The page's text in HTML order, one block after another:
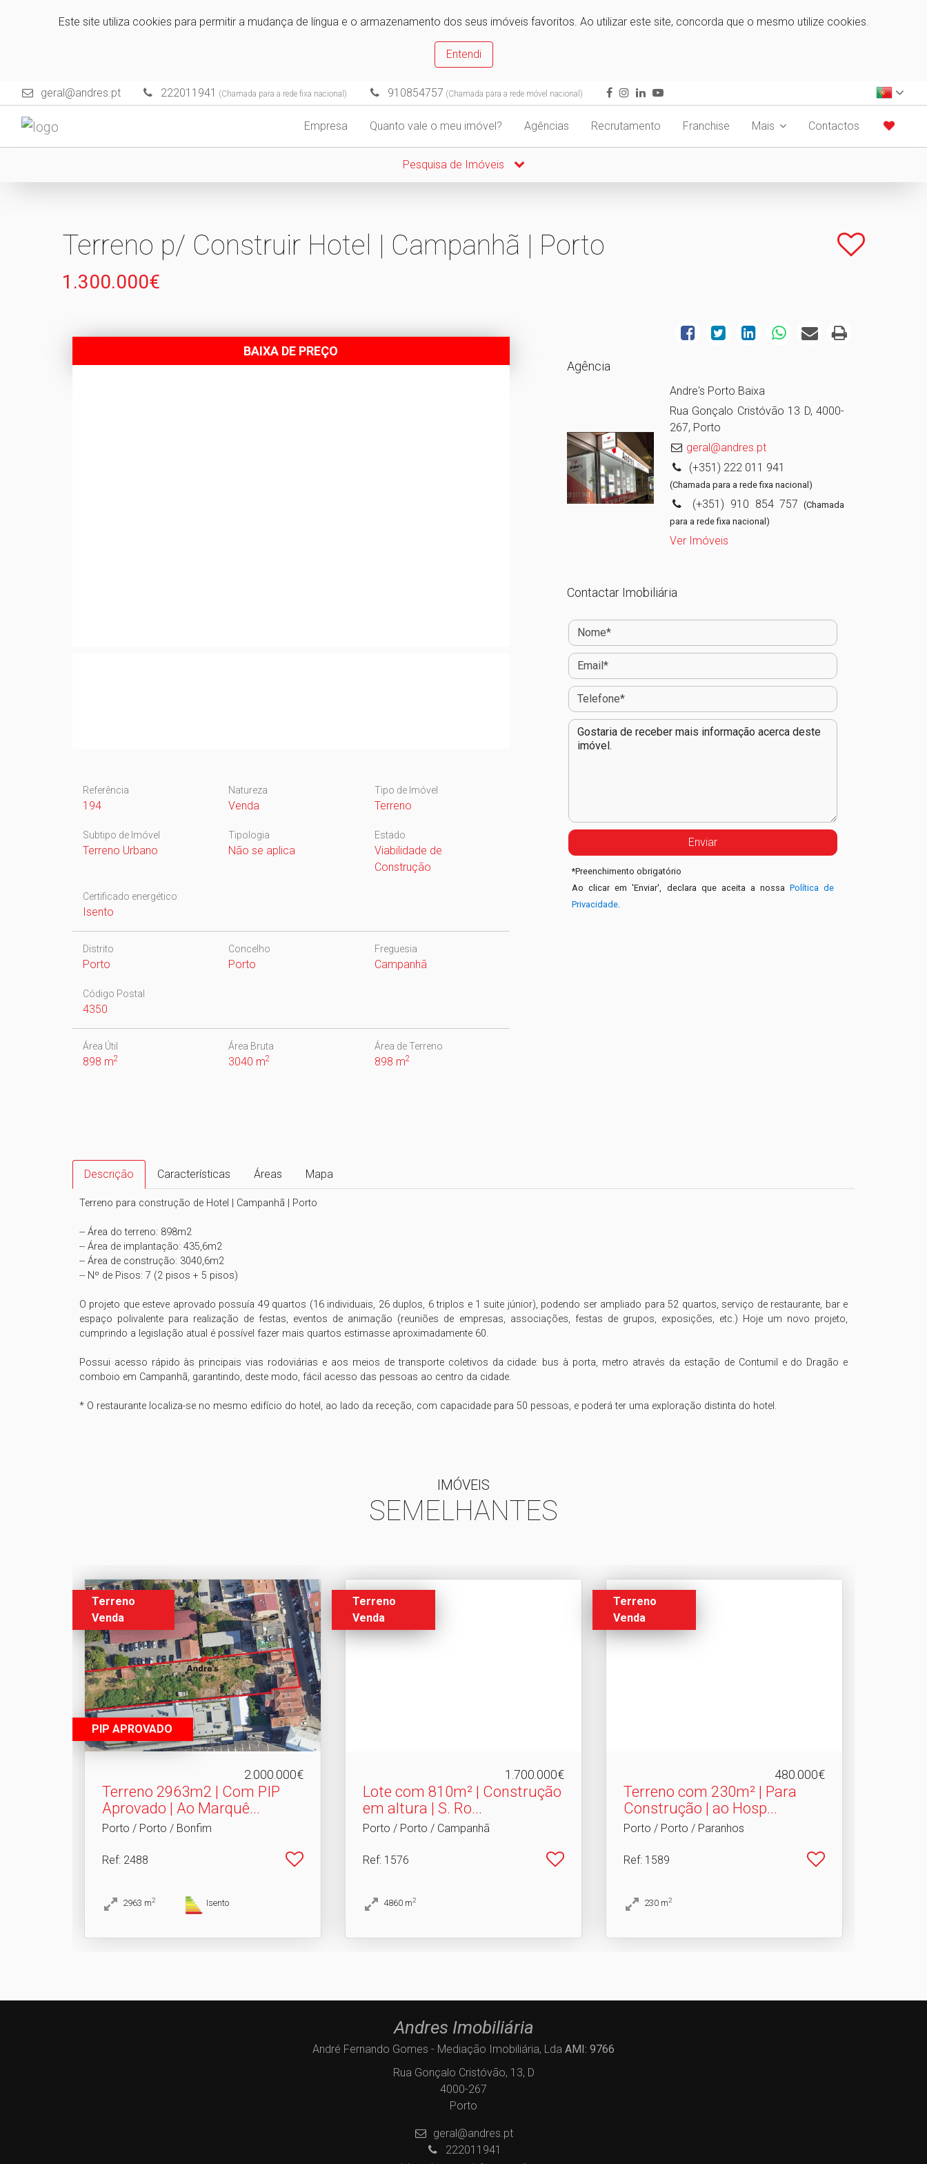
Este site utiliza cookies para permitir a mudança de língua e o armazenamento dos seus imóveis favoritos. Ao utilizar este site, concorda que o mesmo utilize cookies.
Entendi
geral@andres.pt 222011941 (Chamada para a rede fixa nacional) 910854757 (Chamada para a rede móvel nacional)
Empresa Quanto vale o meu imóvel? Agências Recrutamento Franchise Mais Contactos
Pesquisa de Imóveis
Terreno p/ Construir Hotel | Campanhã | Porto
1.300.000€
BAIXA DE PREÇO
Referência
194
Natureza
Venda
Tipo de Imóvel
Terreno
Subtipo de Imóvel
Terreno Urbano
Tipologia
Não se aplica
Estado
Viabilidade de
Construção
Certificado energético
Isento
Distrito
Porto
Concelho
Porto
Freguesia
Campanhã
Código Postal
4350
Área Útil
898 m2
Área Bruta
3040 m2
Área de Terreno
898 m2
Agência
Andre's Porto Baixa
Rua Gonçalo Cristóvão 13 D, 4000-
267, Porto
geral@andres.pt
(+351) 222 011 941
(Chamada para a rede fixa nacional)
(+351) 910 854 757 (Chamada
para a rede fixa nacional)
Ver Imóveis
Contactar Imobiliária
*Preenchimento obrigatório
Ao clicar em 'Enviar', declara que aceita a nossaPolítica de
Privacidade.
Descrição Características Áreas Mapa
Terreno para construção de Hotel | Campanhã | Porto
-- Área do terreno: 898m2
-- Área de implantação: 435,6m2
-- Área de construção: 3040,6m2
-- Nº de Pisos: 7 (2 pisos + 5 pisos)
O projeto que esteve aprovado possuía 49 quartos (16 individuais, 26 duplos, 6 triplos e 1 suite júnior), podendo ser ampliado para 52 quartos, serviço de restaurante, bar e
espaço polivalente para realização de festas, eventos de animação (reuniões de empresas, associações, festas de grupos, exposições, etc.) Hoje um novo projeto,
cumprindo a legislação atual é possível fazer mais quartos estimasse aproximadamente 60.
Possui acesso rápido às principais vias rodoviárias e aos meios de transporte coletivos da cidade: bus à porta, metro através da estação de Contumil e do Dragão e
comboio em Campanhã, garantindo, deste modo, fácil acesso das pessoas ao centro da cidade.
* O restaurante localiza-se no mesmo edifício do hotel, ao lado da receção, com capacidade para 50 pessoas, e poderá ter uma exploração distinta do hotel.
IMÓVEIS
SEMELHANTES
Terreno
Venda
PIP APROVADO
2.000.000€
Terreno 2963m2 | Com PIP
Aprovado | Ao Marquê.​..
Porto / Porto / Bonfim
Ref: 2488
2963 m2 Isento
Terreno
Venda
1.700.000€
Lote com 810m² | Construção
em altura | S.​ Ro...
Porto / Porto / Campanhã
Ref: 1576
4860 m2
Terreno
Venda
480.000€
Terreno com 230m² | Para
Construção | ao Hosp.​..
Porto / Porto / Paranhos
Ref: 1589
230 m2
Andres Imobiliária
André Fernando Gomes - Mediação Imobiliária, Lda AMI: 9766
Rua Gonçalo Cristóvão, 13, D
4000-267
Porto
geral@andres.pt
222011941